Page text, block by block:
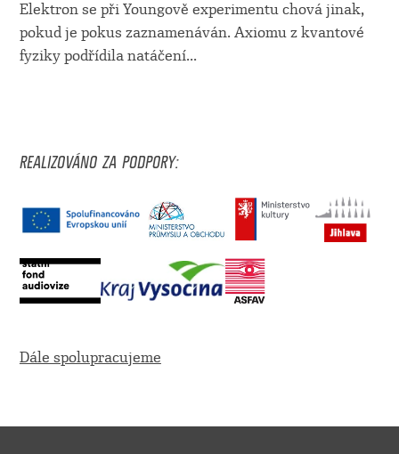
Elektron se při Youngově experimentu chová jinak,
pokud je pokus zaznamenáván. Axiomu z kvantové
fyziky podřídila natáčení...
REALIZOVÁNO ZA PODPORY:
Dále spolupracujeme